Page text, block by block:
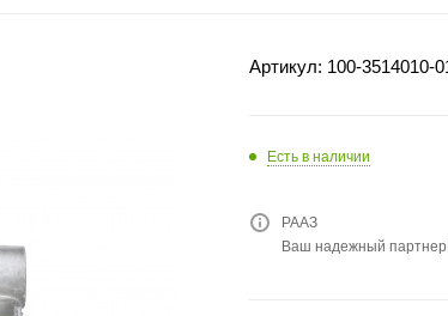
Артикул: 100-3514010-
Есть в наличии
РААЗ
Ваш надежный